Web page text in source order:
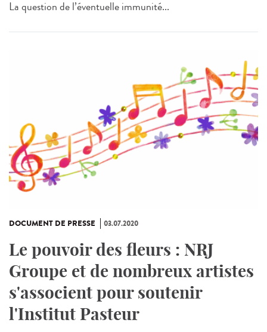
La question de l’éventuelle immunité...
DOCUMENT DE PRESSE 03.07.2020
Le pouvoir des fleurs : NRJ
Groupe et de nombreux artistes
s'associent pour soutenir
l'Institut Pasteur